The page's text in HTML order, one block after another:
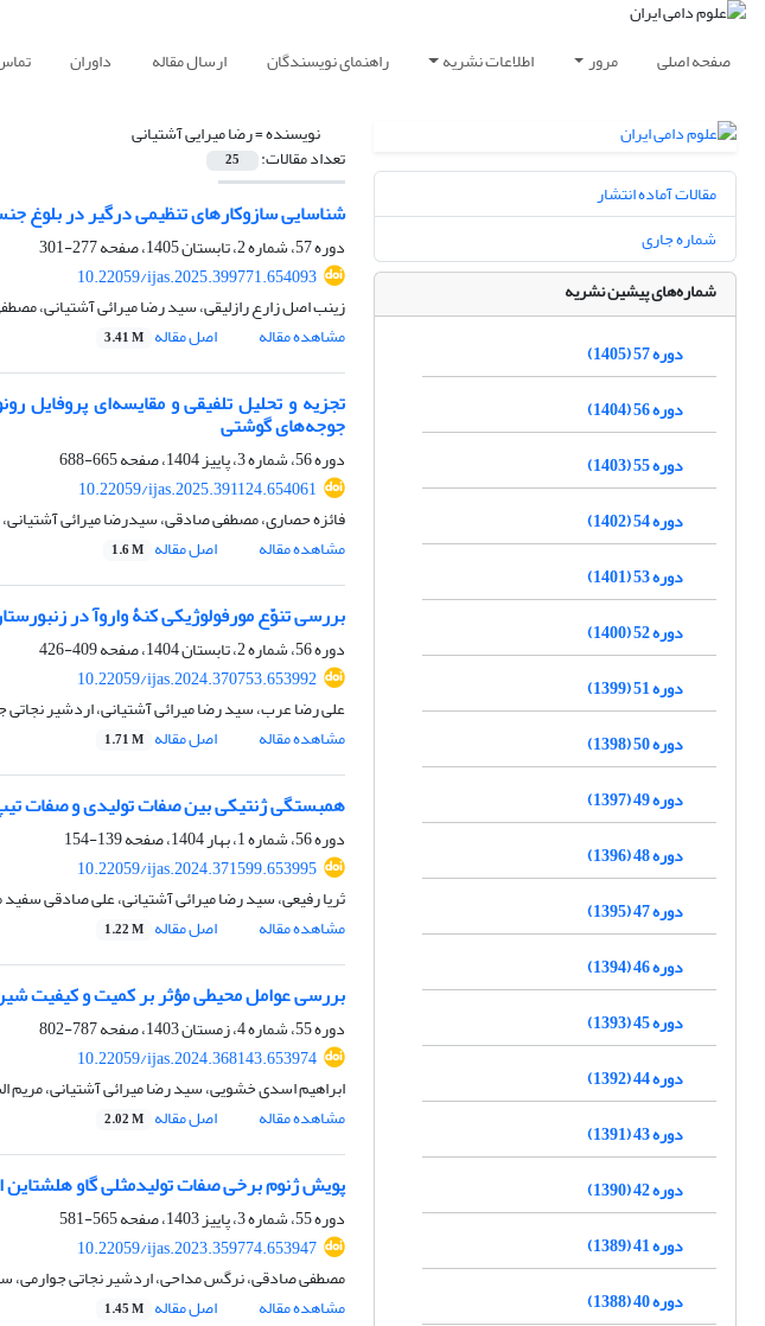
صفحه اصلی مرور اطلاعات نشریه راهنمای نویسندگان ارسال مقاله داوران
نویسنده =رضا میرایی آشتیانی
تعداد مقالات: 25
شناسایی سازوکارهای تنظیمی درگیر در بلوغ
دوره 57، شماره 2، تابستان 1405، صفحه
277-301
10.22059/ijas.2025.399771.654093
زینب اصل زارع رازلیقی، سید رضا میرائی آشتیانی،
مشاهده مقاله
اصل مقاله 3.41 M
جوجه‌های گوشتی
دوره 56، شماره 3، پاییز 1404، صفحه
665-688
10.22059/ijas.2025.391124.654061
فائزه حصاری، مصطفی صادقی، سیدرضا میرائی
مشاهده مقاله
اصل مقاله 1.6 M
بررسی تنوّع مورفولوژیکی کنۀ واروآ در
دوره 56، شماره 2، تابستان 1404، صفحه
409-426
10.22059/ijas.2024.370753.653992
علی رضا عرب، سید رضا میرائی آشتیانی، اردشیر
مشاهده مقاله
اصل مقاله 1.71 M
همبستگی ژنتیکی بین صفات تولیدی و صفات
دوره 56، شماره 1، بهار 1404، صفحه
139-154
10.22059/ijas.2024.371599.653995
ثریا رفیعی، سید رضا میرائی آشتیانی، علی صادقی
مشاهده مقاله
اصل مقاله 1.22 M
بررسی عوامل محیطی ﻣﺆثر بر کمیت و کیفیت
دوره 55، شماره 4، زمستان 1403، صفحه
787-802
10.22059/ijas.2024.368143.653974
ابراهیم اسدی خشویی، سید رضا میرائی آشتیانی، مریم
مشاهده مقاله
اصل مقاله 2.02 M
پویش ژنوم برخی صفات تولیدمثلی گاو هلشتاین
دوره 55، شماره 3، پاییز 1403، صفحه
565-581
10.22059/ijas.2023.359774.653947
مصطفی صادقی، نرگس مداحی، اردشیر نجاتی جوارمی،
مشاهده مقاله
اصل مقاله 1.45 M
مقالات آماده انتشار
شماره جاری
شماره‌های پیشین نشریه
دوره 57 (1405)
دوره 56 (1404)
دوره 55 (1403)
دوره 54 (1402)
دوره 53 (1401)
دوره 52 (1400)
دوره 51 (1399)
دوره 50 (1398)
دوره 49 (1397)
دوره 48 (1396)
دوره 47 (1395)
دوره 46 (1394)
دوره 45 (1393)
دوره 44 (1392)
دوره 43 (1391)
دوره 42 (1390)
دوره 41 (1389)
دوره 40 (1388)